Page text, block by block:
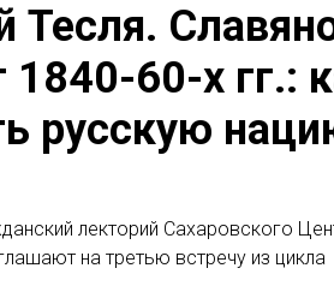
Тесля.
1840-60-х гг.:
русскую
лекторий Сахаровского
на третью встречу из цикла